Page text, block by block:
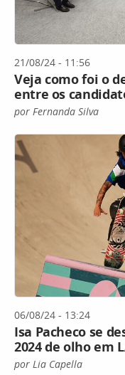
21/08/24 - 11:56
Veja como foi o
entre os
por Fernanda Silva
06/08/24 - 13:24
Isa Pacheco se
2024 de olho em
por Lia Capella